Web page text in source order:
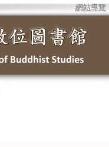
網站導覽